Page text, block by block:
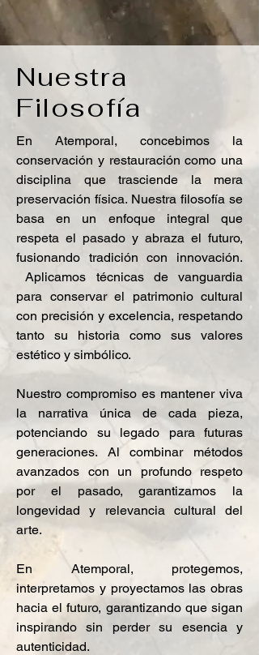
Nuestra
Filosofía
En Atemporal, concebimos la
conservación y restauración como una
disciplina que trasciende la mera
preservación física. Nuestra filosofía se
basa en un enfoque integral que
respeta el pasado y abraza el futuro,
fusionando tradición con innovación.
Aplicamos técnicas de vanguardia
para conservar el patrimonio cultural
con precisión y excelencia, respetando
tanto su historia como sus valores
estético y simbólico.
Nuestro compromiso es mantener viva
la narrativa única de cada pieza,
potenciando su legado para futuras
generaciones. Al combinar métodos
avanzados con un profundo respeto
por el pasado, garantizamos la
longevidad y relevancia cultural del
arte.
En Atemporal, protegemos,
interpretamos y proyectamos las obras
hacia el futuro, garantizando que sigan
inspirando sin perder su esencia y
autenticidad.